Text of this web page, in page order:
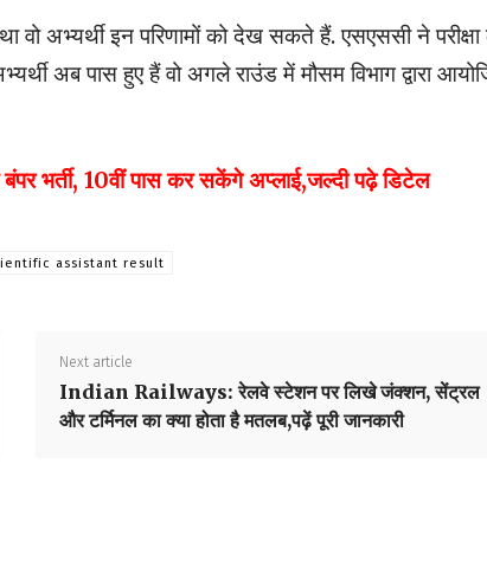
वो अभ्यर्थी इन परिणामों को देख सकते हैं. एसएससी ने परीक्षा
अब पास हुए हैं वो अगले राउंड में मौसम विभाग द्वारा
10वीं पास कर सकेंगे अप्लाई,जल्दी पढ़े डिटेल
assistant result
Next article
Indian Railways: रेलवे स्टेशन पर लिखे जंक्शन, सेंट्रल
और टर्मिनल का क्या होता है मतलब,पढ़ें पूरी जानकारी